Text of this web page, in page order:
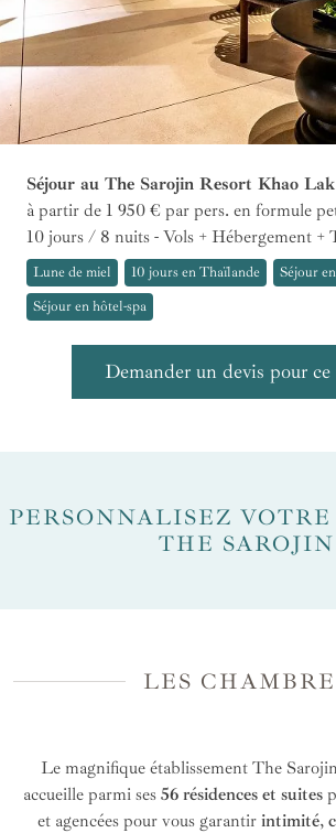
Séjour au The Sarojin Resort Khao Lak
à partir de 1 950 € par pers. en formule
10 jours / 8 nuits - Vols + Hébergement +
Lune de miel 10 jours en Thaïlande
Séjour
Séjour en hôtel-spa
Demander un devis pour ce
PERSONNALISEZ VOTRE
THE SAROJIN
LES
Le magnifique établissement The
accueille parmi ses 56 résidences et suites
et agencées pour vous garantir intimité,